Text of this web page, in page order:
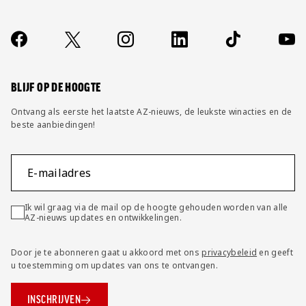
Contact
FAQ
Socials
https://www.facebook.com/AZAlkmaar
X Instagram LinkedIn TikTok
BLIJF OP DE HOOGTE
Ontvang als eerste het laatste AZ-nieuws, de leukste winacties en de
beste aanbiedingen!
E-mailadres
Ik wil graag via de mail op de hoogte gehouden worden van alle
AZ-nieuws updates en ontwikkelingen.
Door je te abonneren gaat u akkoord met onsprivacybeleid en geeft
u toestemming om updates van ons te ontvangen.
INSCHRIJVEN